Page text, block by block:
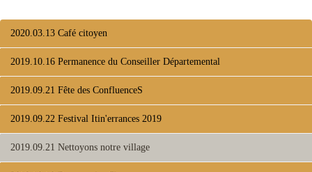
2020.03.13 Café citoyen
2019.10.16 Permanence du Conseiller Départemental
2019.09.21 Fête des ConfluenceS
2019.09.22 Festival Itin'errances 2019
2019.09.21 Nettoyons notre village